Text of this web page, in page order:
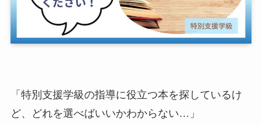
「特別支援学級の指導に役立つ本を探しているけ
ど、どれを選べばいいかわからない…」